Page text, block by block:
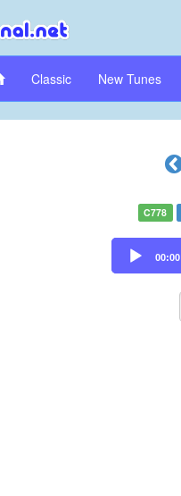
Classic New Tunes
C778
Audio
Player
00:00